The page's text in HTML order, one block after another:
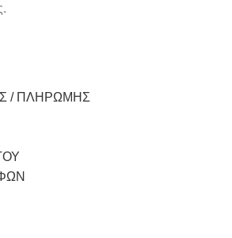
/ ΠΛΗΡΩΜΗΣ